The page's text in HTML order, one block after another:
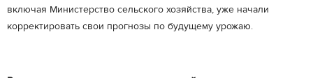
включая Министерство сельского хозяйства, уже начали
корректировать свои прогнозы по будущему урожаю.